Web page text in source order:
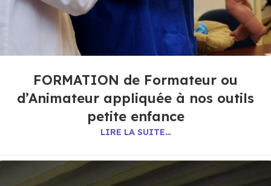
FORMATION de Formateur ou
d’Animateur appliquée à nos outils
petite enfance
LIRE LA SUITE…